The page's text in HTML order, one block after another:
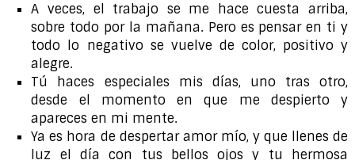
A veces, el trabajo se me hace cuesta arriba,
sobre todo por la mañana. Pero es pensar en ti y
todo lo negativo se vuelve de color, positivo y
alegre.
Tú haces especiales mis días, uno tras otro,
desde el momento en que me despierto y
apareces en mi mente.
Ya es hora de despertar amor mío, y que llenes de
luz el día con tus bellos ojos y tu hermosa